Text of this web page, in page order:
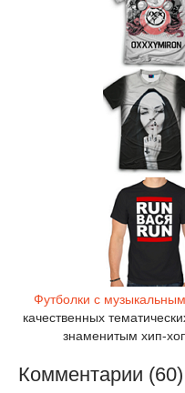
Футболки с
качественных
знаменитым хип-
Комментарии (60)